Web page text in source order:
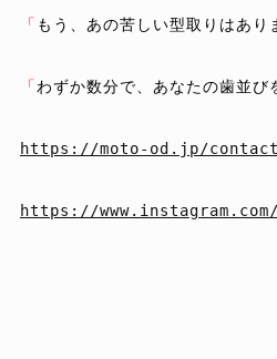
「 もう、あの苦しい型取りはあり
「 わずか数分で、あなたの歯並び
https://moto-od.jp/contact
https://